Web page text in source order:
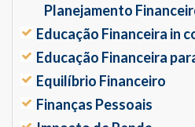
Planejamento
Educação Financeira in
Educação Financeira
Equilíbrio Financeiro
Finanças Pessoais